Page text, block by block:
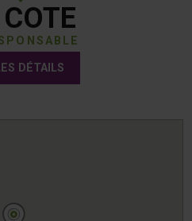
DÉTAILS